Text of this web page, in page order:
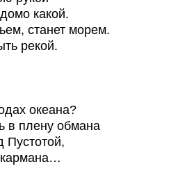
какой.
станет морем.
рекой.
океана?
в плену обмана
Пустотой,